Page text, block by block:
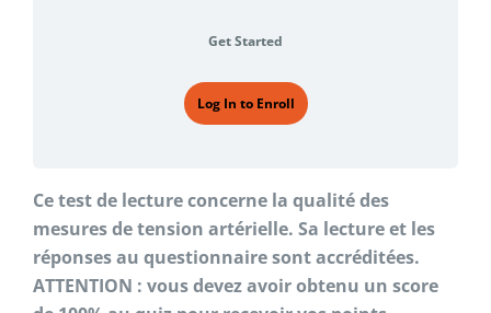
Get Started
Log In to Enroll
Ce test de lecture concerne la qualité des
mesures de tension artérielle. Sa lecture et les
réponses au questionnaire sont accréditées.
ATTENTION : vous devez avoir obtenu un score